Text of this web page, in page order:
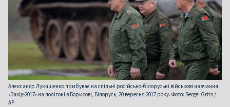
Алєксандр Лукашенко прибуває на спільні російсько-білоруські військові навчання
«Захід-2017» на полігоні в Борисові, Білорусь, 20 вересня 2017 року. Фото: Sergei Grits /
AP